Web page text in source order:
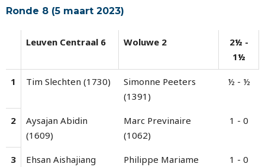
Ronde 8 (5 maart 2023)
Leuven Centraal 6 Woluwe 2
2½ -
1½
1 Tim Slechten (1730)
Simonne Peeters
(1391)
½ - ½
2
Aysajan Abidin
(1609)
Marc Previnaire
(1062)
1 - 0
3
Ehsan Aishajiang
Philippe Mariame
1 - 0